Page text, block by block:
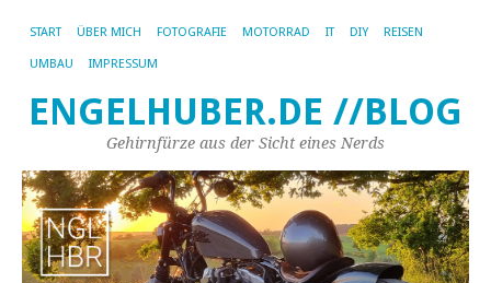
START ÜBER MICH FOTOGRAFIE MOTORRAD IT DIY REISEN
UMBAU IMPRESSUM
ENGELHUBER.DE //BLOG
Gehirnfürze aus der Sicht eines Nerds